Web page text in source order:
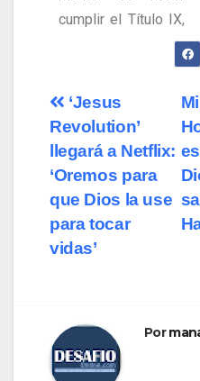
cumplir el Título IX,
‘Jesus
Revolution’
llegará a Netflix:
‘Oremos para
que Dios la use
para tocar
vidas’
Por